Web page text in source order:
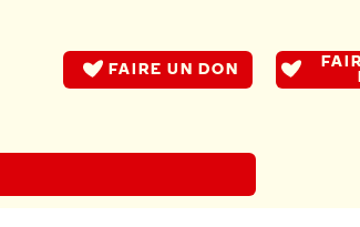
FAIRE UN DON